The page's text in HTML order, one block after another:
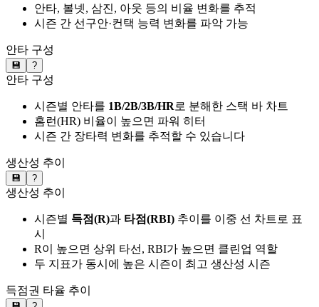
안타, 볼넷, 삼진, 아웃 등의 비율 변화를 추적
시즌 간 선구안·컨택 능력 변화를 파악 가능
안타 구성
💾 ?
안타 구성
시즌별 안타를 1B/2B/3B/HR로 분해한 스택 바 차트
홈런(HR) 비율이 높으면 파워 히터
시즌 간 장타력 변화를 추적할 수 있습니다
생산성 추이
💾 ?
생산성 추이
시즌별 득점(R)과 타점(RBI) 추이를 이중 선 차트로 표
시
R이 높으면 상위 타선, RBI가 높으면 클린업 역할
두 지표가 동시에 높은 시즌이 최고 생산성 시즌
득점권 타율 추이